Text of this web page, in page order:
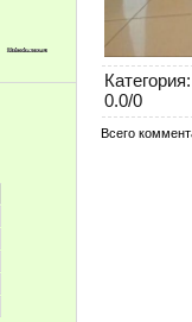
Категория:
0.0/0
Всего